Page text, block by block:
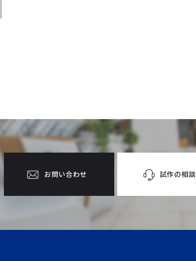
お問い合わせ 試作の相談